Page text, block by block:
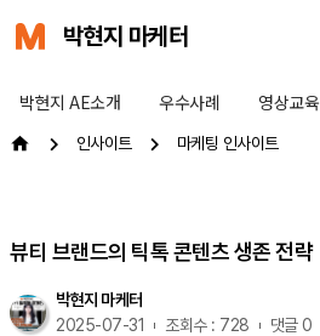
박현지 마케터
박현지 AE소개 우수사례 영상교육
인사이트 마케팅 인사이트
뷰티 브랜드의 틱톡 콘텐츠 생존 전략
박현지 마케터
2025-07-31
조회수 : 728 댓글 0